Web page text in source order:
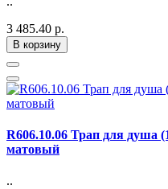
3 485.40 р.
В корзину
R606.10.06 Трап для душа
матовый
..